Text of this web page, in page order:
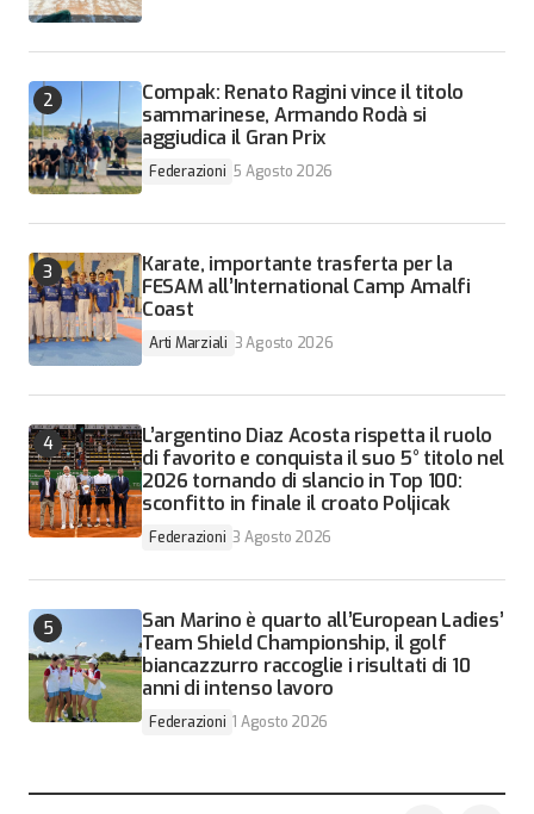
Compak: Renato Ragini vince il titolo
sammarinese, Armando Rodà si
aggiudica il Gran Prix
Federazioni 5 Agosto 2026
Karate, importante trasferta per la
FESAM all’International Camp Amalfi
Coast
Arti Marziali 3 Agosto 2026
L’argentino Diaz Acosta rispetta il ruolo
di favorito e conquista il suo 5° titolo nel
2026 tornando di slancio in Top 100:
sconfitto in finale il croato Poljicak
Federazioni 3 Agosto 2026
San Marino è quarto all’European Ladies’
Team Shield Championship, il golf
biancazzurro raccoglie i risultati di 10
anni di intenso lavoro
Federazioni 1 Agosto 2026